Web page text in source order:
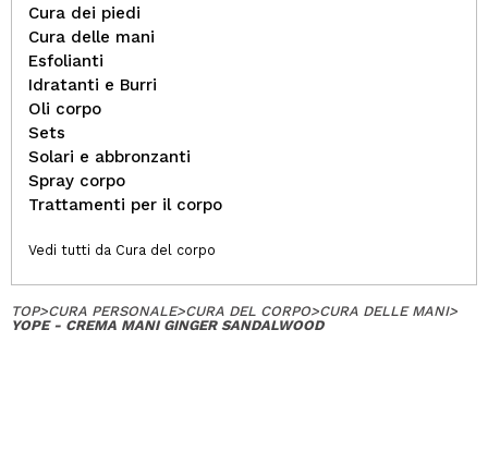
Cura dei piedi
Cura delle mani
Esfolianti
Idratanti e Burri
Oli corpo
Sets
Solari e abbronzanti
Spray corpo
Trattamenti per il corpo
Vedi tutti da Cura del corpo
TOP>CURA PERSONALE>CURA DEL CORPO>CURA DELLE MANI>
YOPE - CREMA MANI GINGER SANDALWOOD